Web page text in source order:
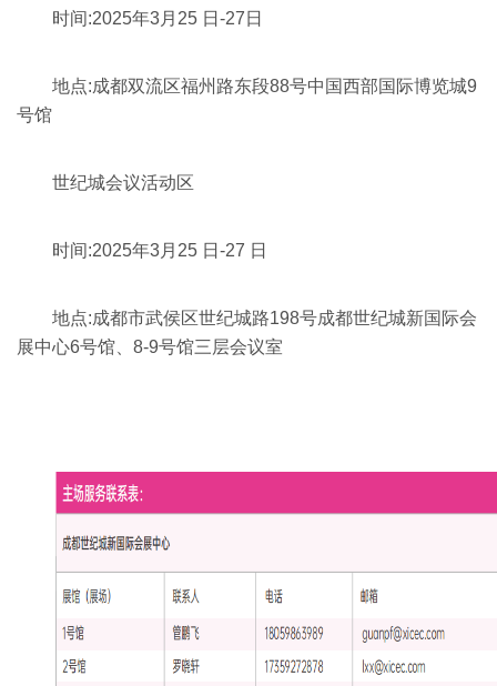
时间:2025年3月25 日-27日
地点:成都双流区福州路东段88号中国西部国际博览城9
号馆
世纪城会议活动区
时间:2025年3月25 日-27 日
地点:成都市武侯区世纪城路198号成都世纪城新国际会
展中心6号馆、8-9号馆三层会议室